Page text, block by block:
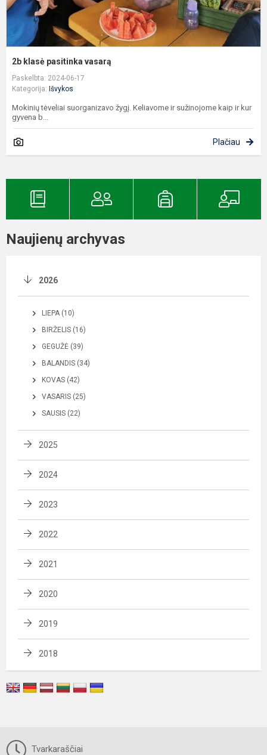
2b klasė pasitinka vasarą
Paskelbta: 2024-06-17
Kategorija: Išvykos
Mokinių tėveliai suorganizavo žygį. Keliavome ir sužinojome kaip ir kur
gyvena b...
Plačiau
Naujienų archyvas
2026
LIEPA (10)
BIRŽELIS (16)
GEGUŽĖ (39)
BALANDIS (34)
KOVAS (42)
VASARIS (25)
SAUSIS (22)
2025
2024
2023
2022
2021
2020
2019
2018
Tvarkaraščiai